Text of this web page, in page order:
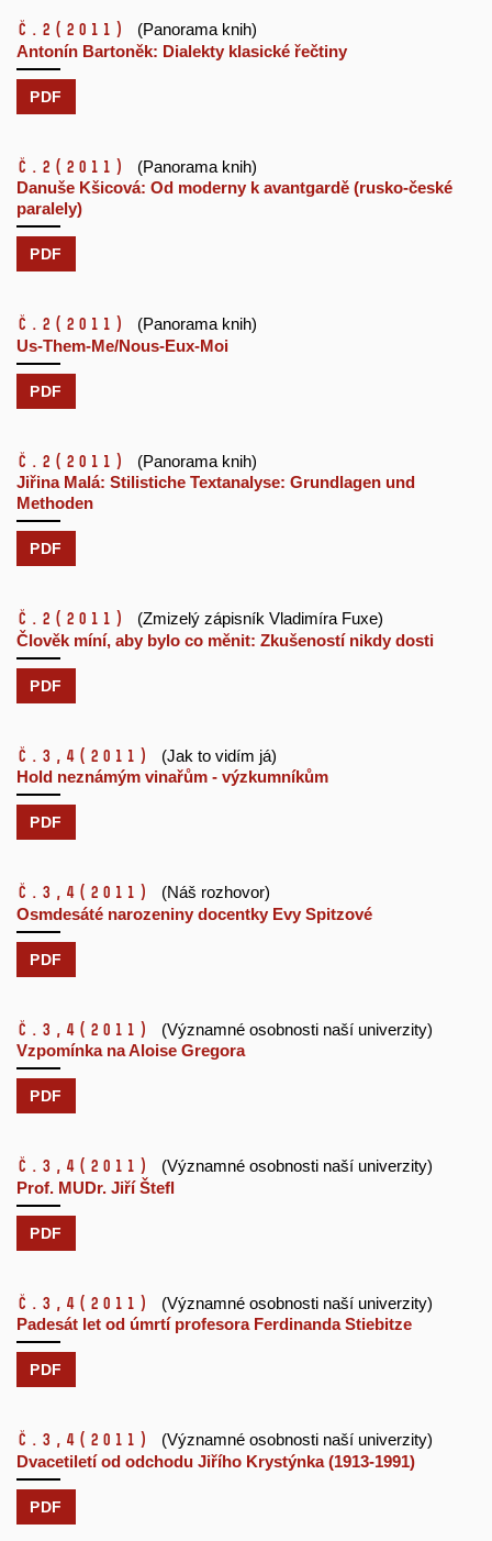
č.2 (2011)
(Panorama knih)
Antonín Bartoněk: Dialekty klasické řečtiny
PDF
č.2 (2011)
(Panorama knih)
Danuše Kšicová: Od moderny k avantgardě (rusko-české
paralely)
PDF
č.2 (2011)
(Panorama knih)
Us-Them-Me/Nous-Eux-Moi
PDF
č.2 (2011)
(Panorama knih)
Jiřina Malá: Stilistiche Textanalyse: Grundlagen und
Methoden
PDF
č.2 (2011)
(Zmizelý zápisník Vladimíra Fuxe)
Člověk míní, aby bylo co měnit: Zkušeností nikdy dosti
PDF
č.3,4 (2011)
(Jak to vidím já)
Hold neznámým vinařům - výzkumníkům
PDF
č.3,4 (2011)
(Náš rozhovor)
Osmdesáté narozeniny docentky Evy Spitzové
PDF
č.3,4 (2011)
(Významné osobnosti naší univerzity)
Vzpomínka na Aloise Gregora
PDF
č.3,4 (2011)
(Významné osobnosti naší univerzity)
Prof. MUDr. Jiří Štefl
PDF
č.3,4 (2011)
(Významné osobnosti naší univerzity)
Padesát let od úmrtí profesora Ferdinanda Stiebitze
PDF
č.3,4 (2011)
(Významné osobnosti naší univerzity)
Dvacetiletí od odchodu Jiřího Krystýnka (1913-1991)
PDF